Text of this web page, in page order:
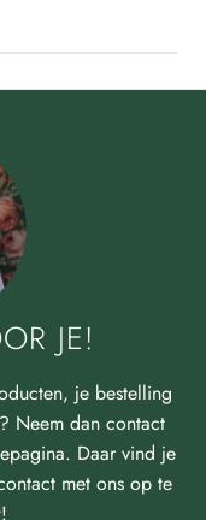
JE!
je bestelling
Neem dan contact
Daar vind je
met ons op te